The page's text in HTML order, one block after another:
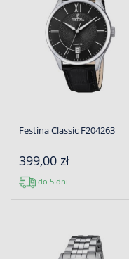
Festina Classic F204263
399,00 zł
do 5 dni